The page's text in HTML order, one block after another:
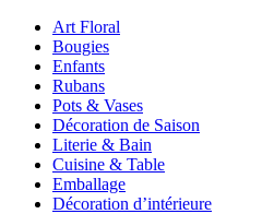
Art Floral
Bougies
Enfants
Rubans
Pots & Vases
Décoration de Saison
Literie & Bain
Cuisine & Table
Emballage
Décoration d’intérieure